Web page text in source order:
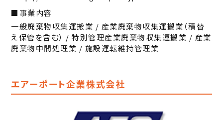
事業内容
一般廃棄物収集運搬業 / 産業廃棄物収集運搬業（積替
え保管を含む） / 特別管理産業廃棄物収集運搬業 / 産業
廃棄物中間処理業 / 施設運転維持管理業
エアーポート企業株式会社